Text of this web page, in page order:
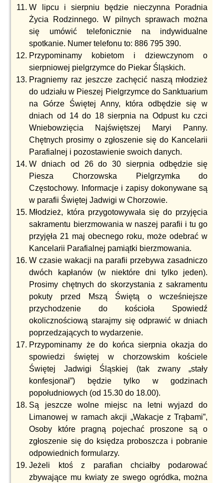
W lipcu i sierpniu będzie nieczynna Poradnia
Życia Rodzinnego. W pilnych sprawach można
się umówić telefonicznie na indywidualne
spotkanie. Numer telefonu to: 886 795 390.
Przypominamy kobietom i dziewczynom o
sierpniowej pielgrzymce do Piekar Śląskich.
Pragniemy raz jeszcze zachęcić naszą młodzież
do udziału w Pieszej Pielgrzymce do Sanktuarium
na Górze Świętej Anny, która odbędzie się w
dniach od 14 do 18 sierpnia na Odpust ku czci
Wniebowzięcia Najświętszej Maryi Panny.
Chętnych prosimy o zgłoszenie się do Kancelarii
Parafialnej i pozostawienie swoich danych.
W dniach od 26 do 30 sierpnia odbędzie się
Piesza Chorzowska Pielgrzymka do
Częstochowy. Informacje i zapisy dokonywane są
w parafii Świętej Jadwigi w Chorzowie.
Młodzież, która przygotowywała się do przyjęcia
sakramentu bierzmowania w naszej parafii i tu go
przyjęła 21 maj obecnego roku, może odebrać w
Kancelarii Parafialnej pamiątki bierzmowania.
W czasie wakacji na parafii przebywa zasadniczo
dwóch kapłanów (w niektóre dni tylko jeden).
Prosimy chętnych do skorzystania z sakramentu
pokuty przed Mszą Świętą o wcześniejsze
przychodzenie do kościoła Spowiedź
okolicznościową starajmy się odprawić w dniach
poprzedzających to wydarzenie.
Przypominamy że do końca sierpnia okazja do
spowiedzi świętej w chorzowskim kościele
Świętej Jadwigi Śląskiej (tak zwany „stały
konfesjonał”) będzie tylko w godzinach
popołudniowych (od 15.30 do 18.00).
Są jeszcze wolne miejsc na letni wyjazd do
Limanowej w ramach akcji „Wakacje z Trąbami”,
Osoby które pragną pojechać proszone są o
zgłoszenie się do księdza proboszcza i pobranie
odpowiednich formularzy.
Jeżeli ktoś z parafian chciałby podarować
zbywające mu kwiaty ze swego ogródka, można